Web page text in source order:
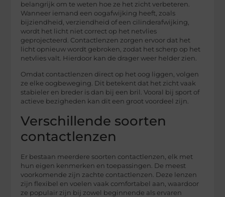
belangrijk om te weten hoe ze het zicht verbeteren.
Wanneer iemand een oogafwijking heeft, zoals
bijziendheid, verziendheid of een cilinderafwijking,
wordt het licht niet correct op het netvlies
geprojecteerd. Contactlenzen zorgen ervoor dat het
licht opnieuw wordt gebroken, zodat het scherp op het
netvlies valt. Hierdoor kan de drager weer helder zien.
Omdat contactlenzen direct op het oog liggen, volgen
ze elke oogbeweging. Dit betekent dat het zicht vaak
stabieler en breder is dan bij een bril. Vooral bij sport of
actieve bezigheden kan dit een groot voordeel zijn.
Verschillende soorten
contactlenzen
Er bestaan meerdere soorten contactlenzen, elk met
hun eigen kenmerken en toepassingen. De meest
voorkomende zijn zachte contactlenzen. Deze lenzen
zijn flexibel en voelen vaak comfortabel aan, waardoor
ze populair zijn bij zowel beginnende als ervaren